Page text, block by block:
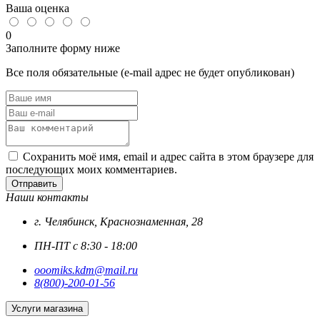
внутр.
шестигр.
ISO
7380-
кл.пр.10.9
Ваша оценка
0
Заполните форму ниже
Все поля обязательные (e-mail адрес не будет опубликован)
Сохранить моё имя, email и адрес сайта в этом браузере для
последующих моих комментариев.
Отправить
Наши контакты
г. Челябинск, Краснознаменная, 28
ПН-ПТ с 8:30 - 18:00
ooomiks.kdm@mail.ru
8(800)-200-01-56
Услуги магазина